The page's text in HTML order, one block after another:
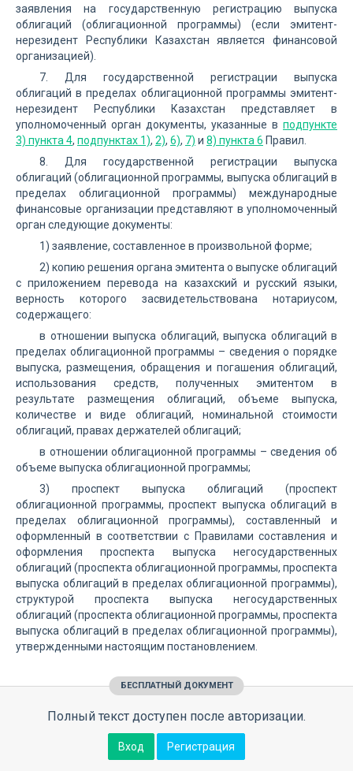
заявления на государственную регистрацию выпуска
облигаций (облигационной программы) (если эмитент-
нерезидент Республики Казахстан является финансовой
организацией).
7. Для государственной регистрации выпуска
облигаций в пределах облигационной программы эмитент-
нерезидент Республики Казахстан представляет в
уполномоченный орган документы, указанные в подпункте
3) пункта 4, подпунктах 1), 2), 6), 7) и 8) пункта 6 Правил.
8. Для государственной регистрации выпуска
облигаций (облигационной программы, выпуска облигаций в
пределах облигационной программы) международные
финансовые организации представляют в уполномоченный
орган следующие документы:
1) заявление, составленное в произвольной форме;
2) копию решения органа эмитента о выпуске облигаций
с приложением перевода на казахский и русский языки,
верность которого засвидетельствована нотариусом,
содержащего:
в отношении выпуска облигаций, выпуска облигаций в
пределах облигационной программы – сведения о порядке
выпуска, размещения, обращения и погашения облигаций,
использования средств, полученных эмитентом в
результате размещения облигаций, объеме выпуска,
количестве и виде облигаций, номинальной стоимости
облигаций, правах держателей облигаций;
в отношении облигационной программы – сведения об
объеме выпуска облигационной программы;
3) проспект выпуска облигаций (проспект
облигационной программы, проспект выпуска облигаций в
пределах облигационной программы), составленный и
оформленный в соответствии с Правилами составления и
оформления проспекта выпуска негосударственных
облигаций (проспекта облигационной программы, проспекта
выпуска облигаций в пределах облигационной программы),
структурой проспекта выпуска негосударственных
облигаций (проспекта облигационной программы, проспекта
выпуска облигаций в пределах облигационной программы),
утвержденными настоящим постановлением.
БЕСПЛАТНЫЙ ДОКУМЕНТ
Полный текст доступен после авторизации.
Вход Регистрация